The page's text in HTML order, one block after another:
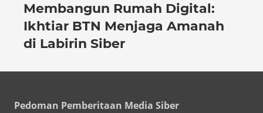
Membangun Rumah Digital:
Ikhtiar BTN Menjaga Amanah
di Labirin Siber
Pedoman Pemberitaan Media Siber